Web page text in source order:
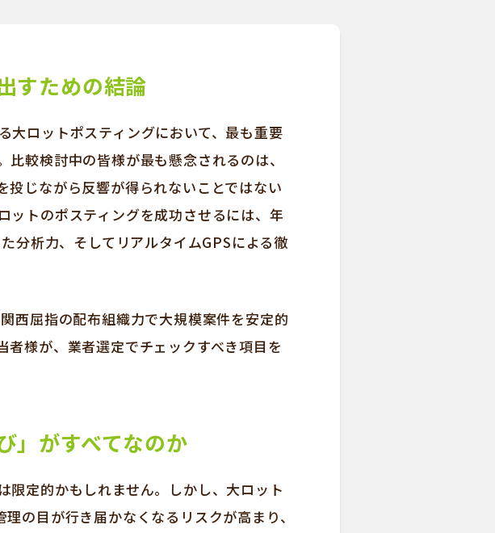
すための結論
大ロットポスティングにおいて、最も重要
比較検討中の皆様が最も懸念されるのは、
じながら反響が得られないことではない
ットのポスティングを成功させるには、年
分析力、そしてリアルタイムGPSによる徹
西屈指の配布組織力で大規模案件を安定的
様が、業者選定でチェックすべき項目を
」がすべてなのか
限定的かもしれません。しかし、大ロット
の目が行き届かなくなるリスクが高まり、